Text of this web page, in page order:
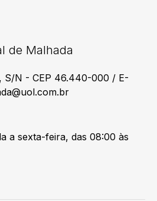
de Malhada
S/N - CEP 46.440-000 / E-
a sexta-feira, das 08:00 às